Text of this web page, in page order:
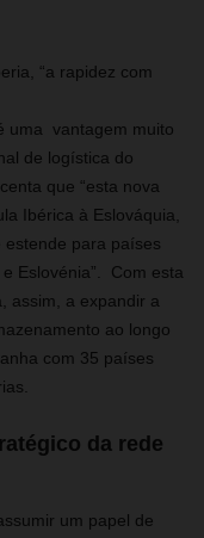
“a rapidez com
uma vantagem muito
de logística do
que “esta nova
Ibérica à Eslováquia,
para países
Eslovénia”.
Com esta
assim, a expandir a
ao longo
com 35 países
da rede
um papel de